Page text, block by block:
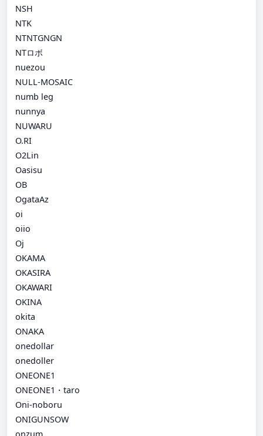
NSH
NTK
NTNTGNGN
NTロボ
nuezou
NULL-MOSAIC
numb leg
nunnya
NUWARU
O.RI
O2Lin
Oasisu
OB
OgataAz
oi
oiio
Oj
OKAMA
OKASIRA
OKAWARI
OKINA
okita
ONAKA
onedollar
onedoller
ONEONE1
ONEONE1・taro
Oni-noboru
ONIGUNSOW